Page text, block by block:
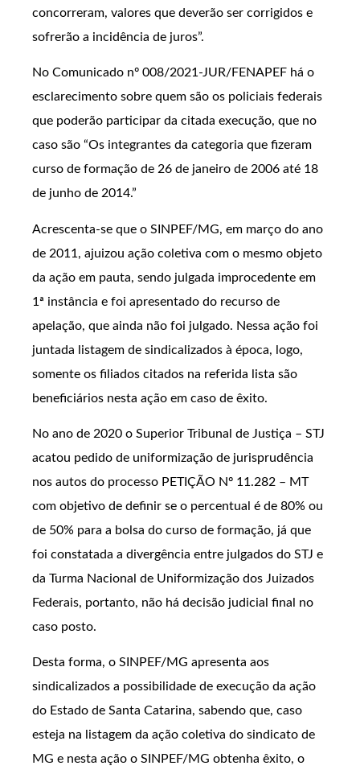
concorreram, valores que deverão ser corrigidos e
sofrerão a incidência de juros”.
No Comunicado nº 008/2021-JUR/FENAPEF há o
esclarecimento sobre quem são os policiais federais
que poderão participar da citada execução, que no
caso são “Os integrantes da categoria que fizeram
curso de formação de 26 de janeiro de 2006 até 18
de junho de 2014.”
Acrescenta-se que o SINPEF/MG, em março do ano
de 2011, ajuizou ação coletiva com o mesmo objeto
da ação em pauta, sendo julgada improcedente em
1ª instância e foi apresentado do recurso de
apelação, que ainda não foi julgado. Nessa ação foi
juntada listagem de sindicalizados à época, logo,
somente os filiados citados na referida lista são
beneficiários nesta ação em caso de êxito.
No ano de 2020 o Superior Tribunal de Justiça – STJ
acatou pedido de uniformização de jurisprudência
nos autos do processo PETIÇÃO Nº 11.282 – MT
com objetivo de definir se o percentual é de 80% ou
de 50% para a bolsa do curso de formação, já que
foi constatada a divergência entre julgados do STJ e
da Turma Nacional de Uniformização dos Juizados
Federais, portanto, não há decisão judicial final no
caso posto.
Desta forma, o SINPEF/MG apresenta aos
sindicalizados a possibilidade de execução da ação
do Estado de Santa Catarina, sabendo que, caso
esteja na listagem da ação coletiva do sindicato de
MG e nesta ação o SINPEF/MG obtenha êxito, o